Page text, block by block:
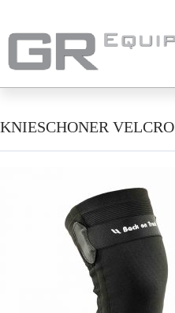
KNIESCHONER VELCRO